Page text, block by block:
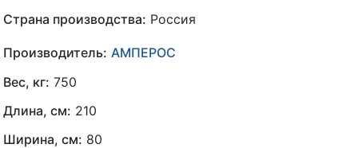
Страна производства: Россия
Производитель: АМПЕРОС
Вес, кг: 750
Длина, см: 210
Ширина, см: 80